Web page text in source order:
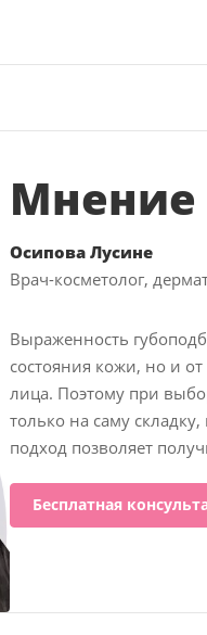
Мнение
Осипова Лусине
Врач-косметолог,
Выраженность
состояния кожи, но и
лица. Поэтому при
только на саму
подход позволяет
Бесплатная